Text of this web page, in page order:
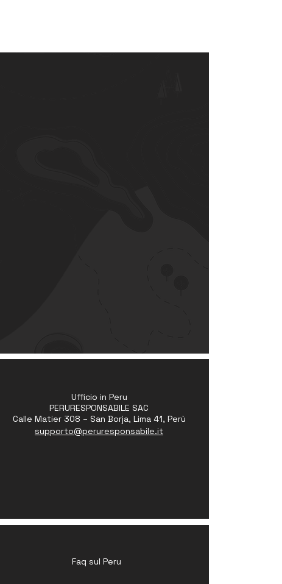
Ufficio in Peru
PERURESPONSABILE SAC
Calle Matier 308 – San Borja, Lima 41, Perù
supporto@peruresponsabile.it
Faq sul Peru